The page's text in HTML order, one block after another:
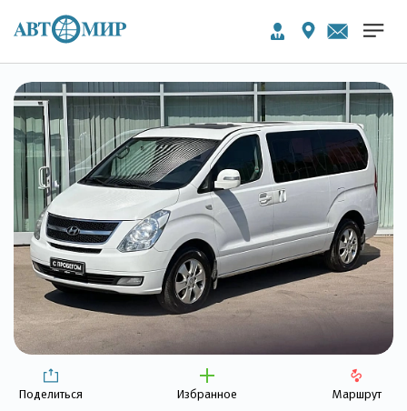
Поделиться Избранное Маршрут